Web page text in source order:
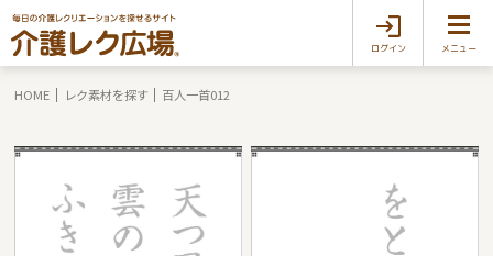
ログイン メニュー
HOME レク素材を探す 百人一首012